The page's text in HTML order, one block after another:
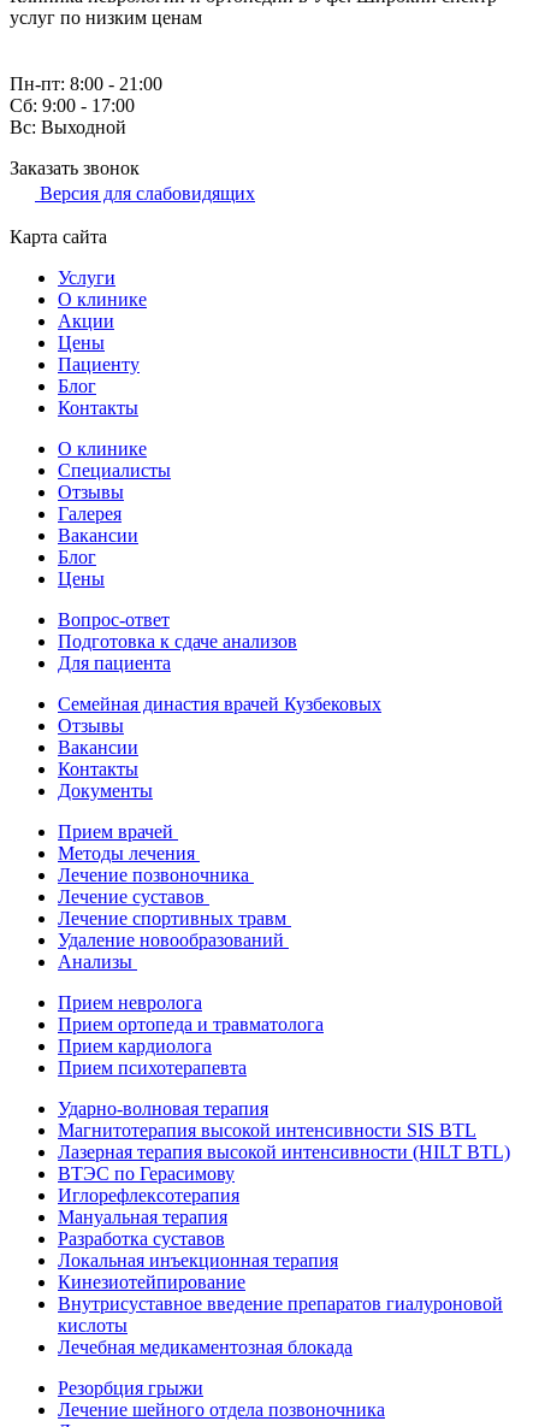
услуг по низким ценам
Пн-пт: 8:00 - 21:00
Сб: 9:00 - 17:00
Вс: Выходной
Заказать звонок
Версия для слабовидящих
Карта сайта
Услуги
О клинике
Акции
Цены
Пациенту
Блог
Контакты
О клинике
Специалисты
Отзывы
Галерея
Вакансии
Блог
Цены
Вопрос-ответ
Подготовка к сдаче анализов
Для пациента
Семейная династия врачей Кузбековых
Отзывы
Вакансии
Контакты
Документы
Прием врачей
Методы лечения
Лечение позвоночника
Лечение суставов
Лечение спортивных травм
Удаление новообразований
Анализы
Прием невролога
Прием ортопеда и травматолога
Прием кардиолога
Прием психотерапевта
Ударно-волновая терапия
Магнитотерапия высокой интенсивности SIS BTL
Лазерная терапия высокой интенсивности (HILT BTL)
ВТЭС по Герасимову
Иглорефлексотерапия
Мануальная терапия
Разработка суставов
Локальная инъекционная терапия
Кинезиотейпирование
Внутрисуставное введение препаратов гиалуроновой
кислоты
Лечебная медикаментозная блокада
Резорбция грыжи
Лечение шейного отдела позвоночника